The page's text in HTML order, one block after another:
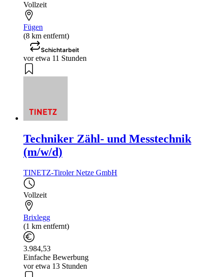
Vollzeit
Fügen
(8 km entfernt)
Schichtarbeit
vor etwa 11 Stunden
Techniker Zähl- und Messtechnik
(m/w/d)
TINETZ-Tiroler Netze GmbH
Vollzeit
Brixlegg
(1 km entfernt)
3.984,53
Einfache Bewerbung
vor etwa 13 Stunden